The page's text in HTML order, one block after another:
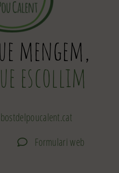
mengem,
escollim
Formulari web